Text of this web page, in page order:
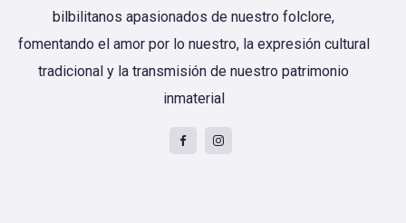
bilbilitanos apasionados de nuestro folclore,
fomentando el amor por lo nuestro, la expresión cultural
tradicional y la transmisión de nuestro patrimonio
inmaterial